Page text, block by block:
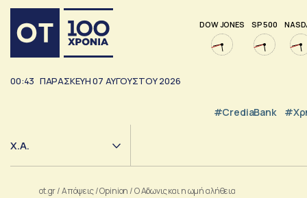
DOW JONES SP 500
00:43 ΠΑΡΑΣΚΕΥΗ07 ΑΥΓΟΥΣΤΟΥ2026
#CrediaBank
Χ.Α.
ot.gr/Απόψεις/Opinion /Ο Αδωνις και η ωμή αλήθεια